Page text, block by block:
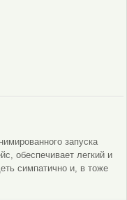
запуска
обеспечивает легкий и
симпатично и, в тоже